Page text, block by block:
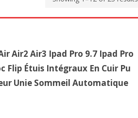
Air2 Air3 Ipad Pro 9.7 Ipad Pro
Flip Étuis Intégraux En Cuir Pu
Unie Sommeil Automatique